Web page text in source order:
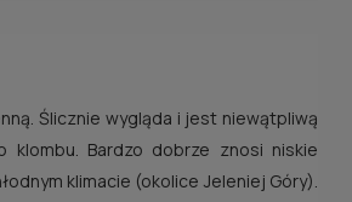
Ślicznie wygląda i jest niewątpliwą
klombu. Bardzo dobrze znosi niskie
klimacie (okolice Jeleniej Góry).